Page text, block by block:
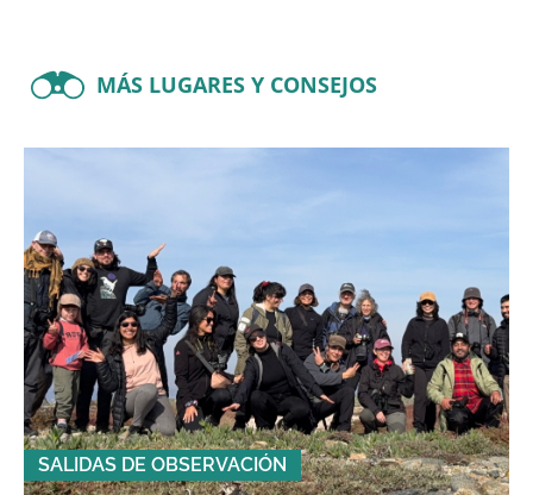
MÁS LUGARES Y CONSEJOS
SALIDAS DE OBSERVACIÓN